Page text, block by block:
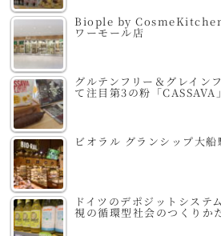
Biople by CosmeKitchen
ワーモール店
グルテンフリー＆グレイン
て注目第3の粉「CASSAVA
ビオラル グランシップ大
ドイツのデポジットシステ
視の循環型社会のつくりか